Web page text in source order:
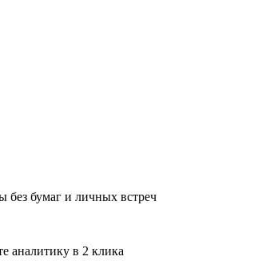
без бумаг и личных встреч
аналитику в 2 клика